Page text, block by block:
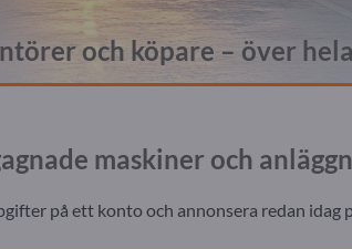
och köpare – över
maskiner och
på ett konto och annonsera redan idag